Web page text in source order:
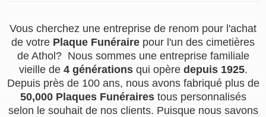
Vous cherchez une entreprise de renom pour l'achat
de votre Plaque Funéraire pour l'un des cimetières
de Athol? Nous sommes une entreprise familiale
vieille de 4 générationsqui opère depuis 1925.
Depuis près de 100 ans, nous avons fabriqué plus de
50,000 Plaques Funérairestous personnalisés
selon le souhait de nos clients. Puisque nous savons